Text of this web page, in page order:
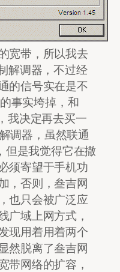
宽带，所以我去
解调器，不过经
的信号实在是不
事实垮掉，和
我决定再去买一
调器，虽然联通
但是我觉得它在撒
须寄望于手机功
，否则，叁吉网
也只会被广泛应
广域上网方式，
现用着用着两个
然脱离了叁吉网
带网络的扩容，